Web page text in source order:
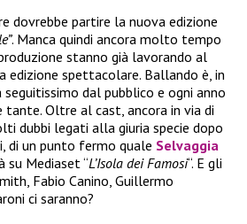
dovrebbe partire la nuova edizione
. Manca quindi ancora molto tempo
stanno già lavorando al
edizione spettacolare. Ballando è, in
dal pubblico e ogni anno
Oltre al cast, ancora in via di
dubbi legati alla giuria specie dopo
di un punto fermo quale Selvaggia
su Mediaset “L’Isola dei Famosi“. E gli
Fabio Canino, Guillermo
ci saranno?